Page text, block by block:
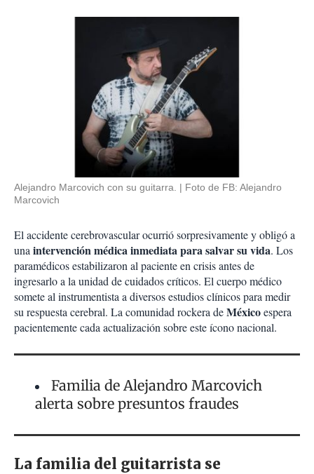
Alejandro Marcovich con su guitarra.
Foto de FB: Alejandro
Marcovich
El accidente cerebrovascular ocurrió sorpresivamente y obligó a
unaintervención médica inmediata para salvar su vida. Los
paramédicos estabilizaron al paciente en crisis antes de
ingresarlo a la unidad de cuidados críticos. El cuerpo médico
somete al instrumentista a diversos estudios clínicos para medir
su respuesta cerebral. La comunidad rockera deMéxicoespera
pacientemente cada actualización sobre este ícono nacional.
Familia de Alejandro Marcovich
alerta sobre presuntos fraudes
La familia del guitarrista se